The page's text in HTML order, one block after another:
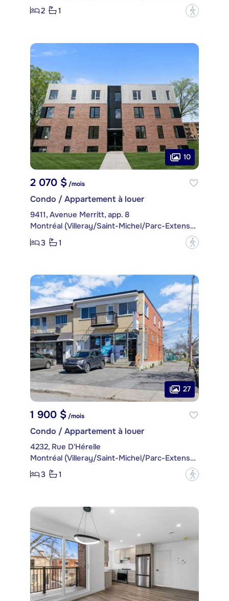
2
1 ?
10
2 070 $/mois
Condo / Appartement à louer
9411, Avenue Merritt, app. 8
Montréal (Villeray/Saint-Michel/Parc-Extension)
3
1 ?
27
1 900 $ /mois
Condo / Appartement à louer
4232, Rue D'Hérelle
Montréal (Villeray/Saint-Michel/Parc-Extension)
3
1 ?